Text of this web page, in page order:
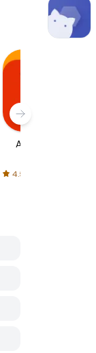
AliExpress
4.5